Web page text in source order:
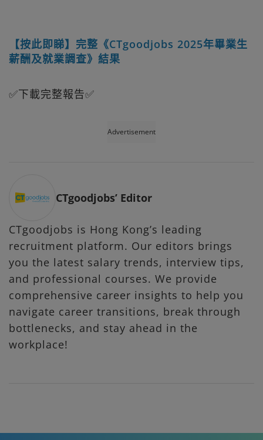
【按此即睇】完整《CTgoodjobs 2025年畢業生
薪酬及就業調查》結果
✅下載完整報告✅
Advertisement
CTgoodjobs’ Editor
CTgoodjobs is Hong Kong’s leading
recruitment platform. Our editors brings
you the latest salary trends, interview tips,
and professional courses. We provide
comprehensive career insights to help you
navigate career transitions, break through
bottlenecks, and stay ahead in the
workplace!